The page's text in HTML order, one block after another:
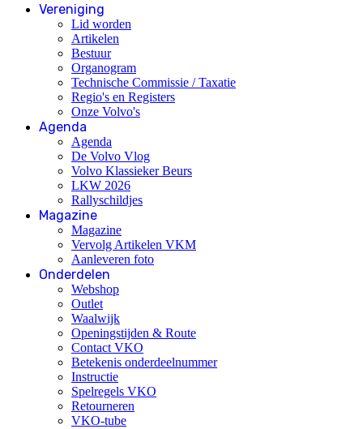
Vereniging
Lid worden
Artikelen
Bestuur
Organogram
Technische Commissie / Taxatie
Regio's en Registers
Onze Volvo's
Agenda
Agenda
De Volvo Vlog
Volvo Klassieker Beurs
LKW 2026
Rallyschildjes
Magazine
Magazine
Vervolg Artikelen VKM
Aanleveren foto
Onderdelen
Webshop
Outlet
Waalwijk
Openingstijden & Route
Contact VKO
Betekenis onderdeelnummer
Instructie
Spelregels VKO
Retourneren
VKO-tube